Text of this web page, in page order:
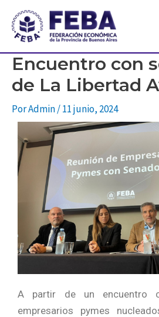
Encuentro con
de La Libertad
PorAdmin/11 junio, 2024
A partir de un encuentro
empresarios pymes